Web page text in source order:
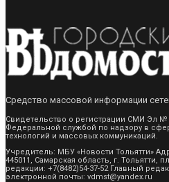
Средство массовой информации
Свидетельство о регистрации СМИ Эл №
Федеральной службой по надзору в
технологий и массовых коммуникаций.
Учредитель: МБУ «Новости Тольятти»
445011, Самарская область, г.
редакции: +7(8482)54-37-52 Главный
электронной почты: vdmst@yandex.ru